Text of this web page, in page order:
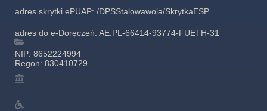
adres skrytki ePUAP: /DPSStalowawola/SkrytkaESP
adres do e-Doręczeń: AE:PL-66414-93774-FUETH-31
NIP: 8652224994
Regon: 830410729